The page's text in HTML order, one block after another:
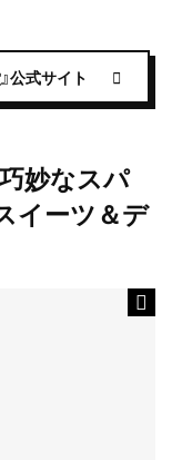
公式サイト
妙なスパ
イーツ＆デ